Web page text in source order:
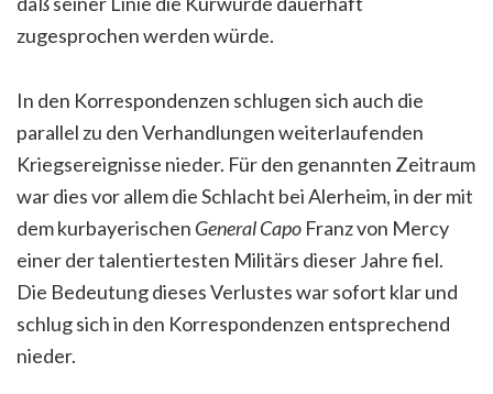
zugesprochen werden würde.
In den Korrespondenzen schlugen sich auch die
parallel zu den Verhandlungen weiterlaufenden
Kriegsereignisse nieder. Für den genannten Zeitraum
war dies vor allem die Schlacht bei Alerheim, in der mit
dem kurbayerischen General Capo Franz von Mercy
einer der talentiertesten Militärs dieser Jahre fiel.
Die Bedeutung dieses Verlustes war sofort klar und
schlug sich in den Korrespondenzen entsprechend
nieder.